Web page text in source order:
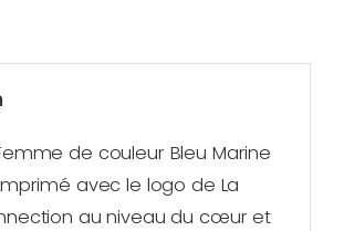
de couleur Bleu Marine
avec le logo de La
au niveau du cœur et